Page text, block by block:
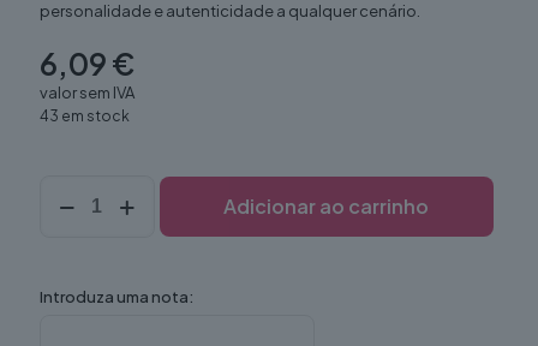
personalidade e autenticidade a qualquer cenário.
6,09€
valor sem IVA
43 em stock
Adicionar ao carrinho
Introduza uma nota: